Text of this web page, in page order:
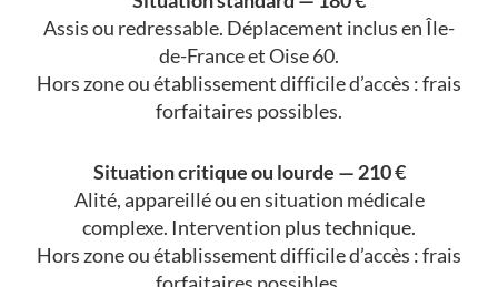
Assis ou redressable. Déplacement inclus en Île-
de-France et Oise 60.
Hors zone ou établissement difficile d’accès : frais
forfaitaires possibles.
Situation critique ou lourde — 210 €
Alité, appareillé ou en situation médicale
complexe. Intervention plus technique.
Hors zone ou établissement difficile d’accès : frais